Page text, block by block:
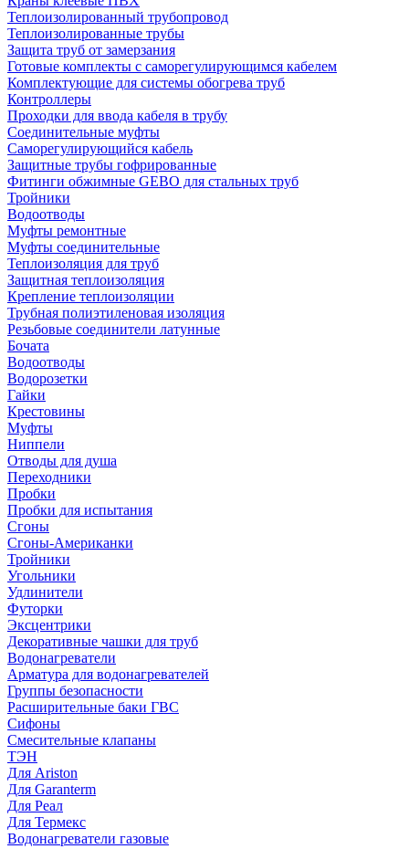
Теплоизолированный трубопровод
Теплоизолированные трубы
Защита труб от замерзания
Готовые комплекты с саморегулирующимся кабелем
Комплектующие для системы обогрева труб
Контроллеры
Проходки для ввода кабеля в трубу
Соединительные муфты
Саморегулирующийся кабель
Защитные трубы гофрированные
Фитинги обжимные GEBO для стальных труб
Тройники
Водоотводы
Муфты ремонтные
Муфты соединительные
Теплоизоляция для труб
Защитная теплоизоляция
Крепление теплоизоляции
Трубная полиэтиленовая изоляция
Резьбовые соединители латунные
Бочата
Водоотводы
Водорозетки
Гайки
Крестовины
Муфты
Ниппели
Отводы для душа
Переходники
Пробки
Пробки для испытания
Сгоны
Сгоны-Американки
Тройники
Угольники
Удлинители
Футорки
Эксцентрики
Декоративные чашки для труб
Водонагреватели
Арматура для водонагревателей
Группы безопасности
Расширительные баки ГВС
Сифоны
Смесительные клапаны
ТЭН
Для Ariston
Для Garanterm
Для Реал
Для Термекс
Водонагреватели газовые